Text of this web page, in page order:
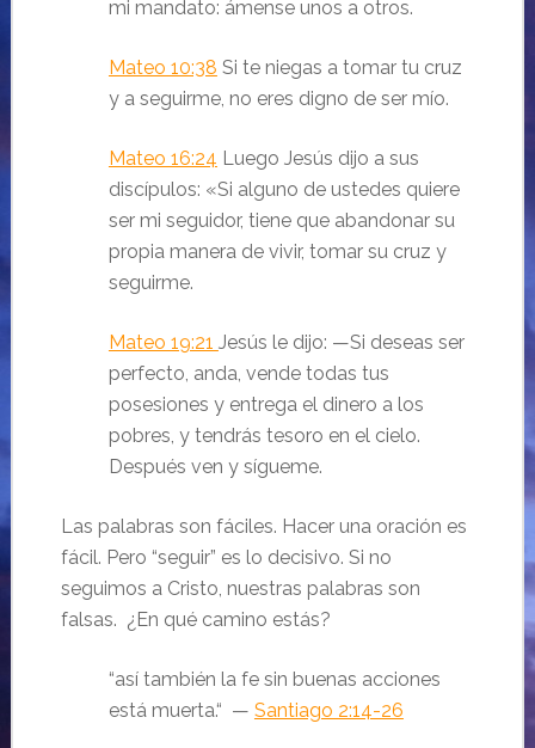
mi mandato: ámense unos a otros.
Mateo 10:38 Si te niegas a tomar tu cruz
y a seguirme, no eres digno de ser mío.
Mateo 16:24 Luego Jesús dijo a sus
discípulos: «Si alguno de ustedes quiere
ser mi seguidor, tiene que abandonar su
propia manera de vivir, tomar su cruz y
seguirme.
Mateo 19:21 Jesús le dijo: —Si deseas ser
perfecto, anda, vende todas tus
posesiones y entrega el dinero a los
pobres, y tendrás tesoro en el cielo.
Después ven y sígueme.
Las palabras son fáciles. Hacer una oración es
fácil. Pero “seguir” es lo decisivo. Si no
seguimos a Cristo, nuestras palabras son
falsas. ¿En qué camino estás?
“así también la fe sin buenas acciones
está muerta.“ — Santiago 2:14-26